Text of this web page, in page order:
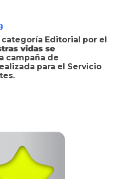
categoría Editorial por el
vidas se
campaña de
para el Servicio